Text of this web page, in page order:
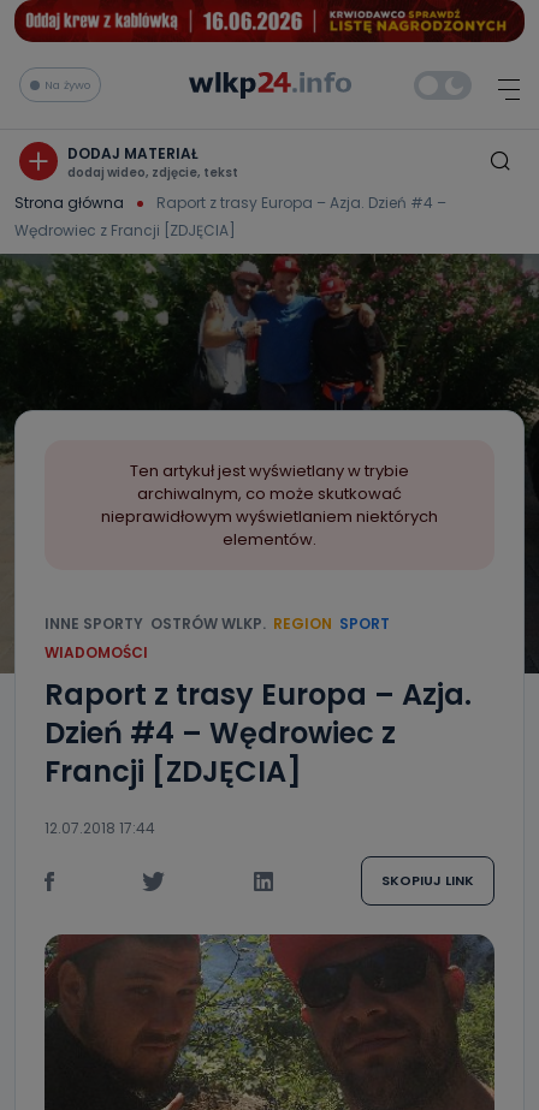
Na żywo
DODAJ MATERIAŁ
dodaj wideo, zdjęcie, tekst
Strona główna
Raport z trasy Europa – Azja. Dzień #4 –
Wędrowiec z Francji [ZDJĘCIA]
Ten artykuł jest wyświetlany w trybie
archiwalnym, co może skutkować
nieprawidłowym wyświetlaniem niektórych
elementów.
INNE SPORTY OSTRÓW WLKP. REGION SPORT
WIADOMOŚCI
Raport z trasy Europa – Azja.
Dzień #4 – Wędrowiec z
Francji [ZDJĘCIA]
12.07.2018 17:44
SKOPIUJ LINK